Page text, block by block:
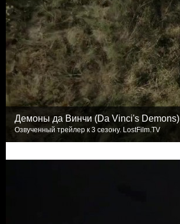
Демоны да Винчи (Da Vinci's Demons)
Озвученный трейлер к 3 сезону. LostFilm.TV